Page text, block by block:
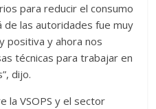
para reducir el consumo
de las autoridades fue muy
positiva y ahora nos
técnicas para trabajar en
dijo.
la VSOPS y el sector